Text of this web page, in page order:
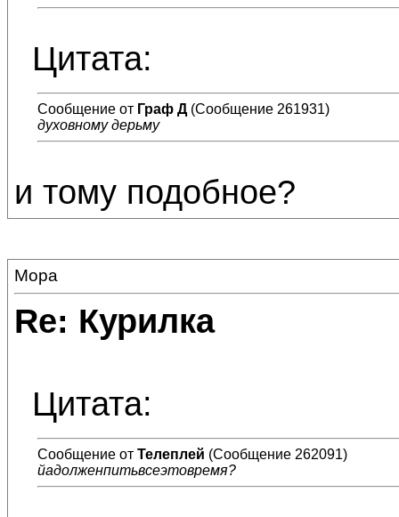
Цитата:
Сообщение от Граф Д(Сообщение 261931)
духовному дерьму
и тому подобное?
Мора
Re: Курилка
Цитата:
Сообщение от Телеплей (Сообщение 262091)
йадолженпитьвсеэтовремя?